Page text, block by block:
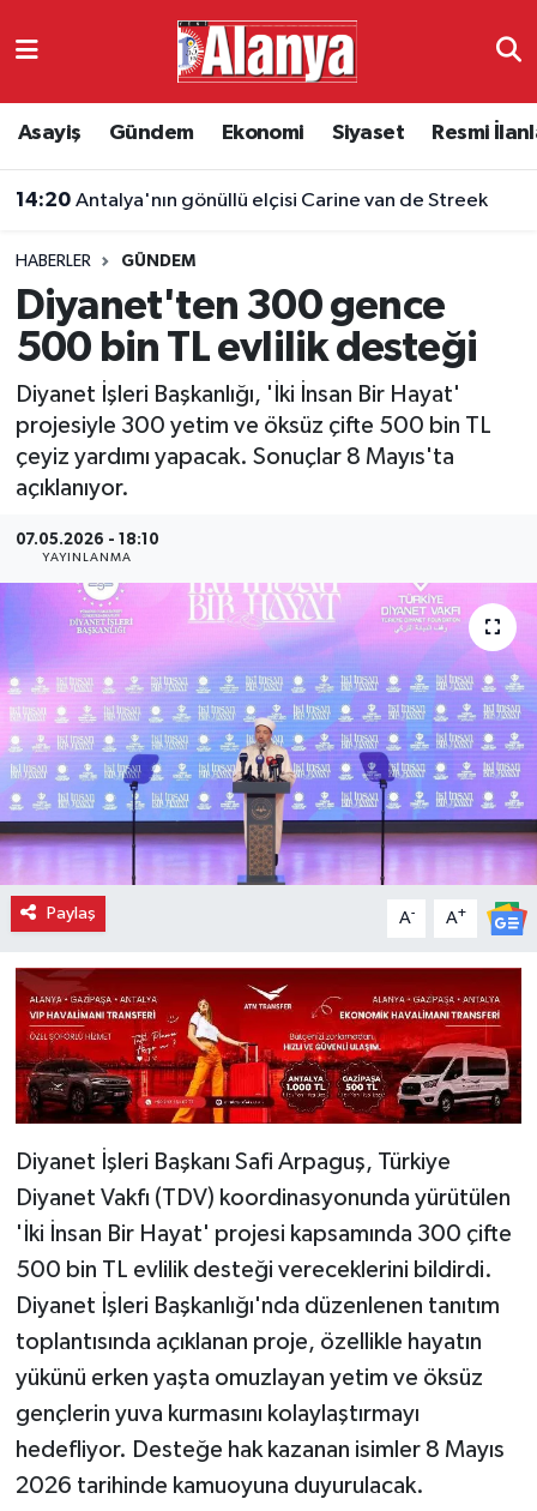
Asayiş Gündem Ekonomi Siyaset Resmi
14:20 Antalya'nın gönüllü elçisi Carine van de Streek
HABERLER GÜNDEM
Diyanet'ten 300 gence
500 bin TL evlilik desteği
Diyanet İşleri Başkanlığı, 'İki İnsan Bir Hayat'
projesiyle 300 yetim ve öksüz çifte 500 bin TL
çeyiz yardımı yapacak. Sonuçlar 8 Mayıs'ta
açıklanıyor.
07.05.2026 - 18:10
YAYINLANMA
Paylaş A- A+
Diyanet İşleri Başkanı Safi Arpaguş, Türkiye
Diyanet Vakfı (TDV) koordinasyonunda yürütülen
'İki İnsan Bir Hayat' projesi kapsamında 300 çifte
500 bin TL evlilik desteği vereceklerini bildirdi.
Diyanet İşleri Başkanlığı'nda düzenlenen tanıtım
toplantısında açıklanan proje, özellikle hayatın
yükünü erken yaşta omuzlayan yetim ve öksüz
gençlerin yuva kurmasını kolaylaştırmayı
hedefliyor. Desteğe hak kazanan isimler 8 Mayıs
2026 tarihinde kamuoyuna duyurulacak.
Ekonomi
Resmi İlanlar
Alanyaspor
Turizm
Antalya Namaz Vakitleri
Süper Lig Puan Durumu ve Fikstür
Tüm Manşetler
Son Dakika Haberleri